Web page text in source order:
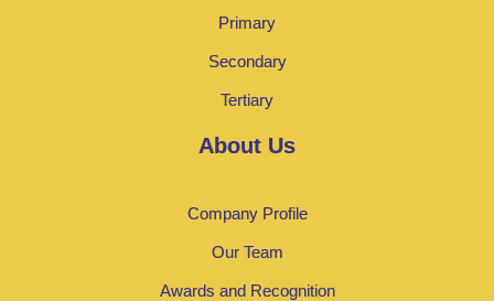
Primary
Secondary
Tertiary
About Us
Company Profile
Our Team
Awards and Recognition